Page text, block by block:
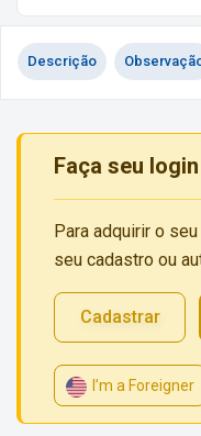
Descrição
Faça seu login
Para adquirir o
seu cadastro ou
Cadastrar
I’m a Foreigner